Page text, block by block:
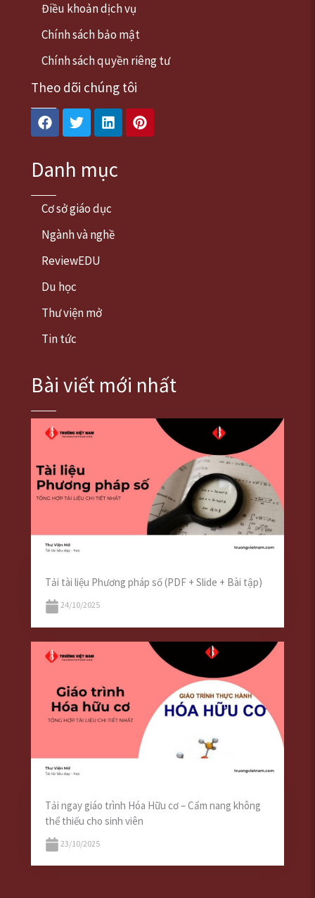
Điều khoản dịch vụ
Chính sách bảo mật
Chính sách quyền riêng tư
Theo dõi chúng tôi
Facebook
TwitterLinkedinPinterest
Danh mục
Cơ sở giáo dục
Ngành và nghề
ReviewEDU
Du học
Thư viện mở
Tin tức
Bài viết mới nhất
Tải tài liệu Phương pháp số (PDF + Slide + Bài tập)
24/10/2025
Tải ngay giáo trình Hóa Hữu cơ – Cẩm nang không
thể thiếu cho sinh viên
23/10/2025